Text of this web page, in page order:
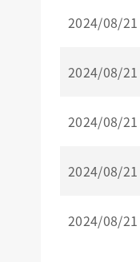
2024/08/21
2024/08/21
2024/08/21
2024/08/21
2024/08/21